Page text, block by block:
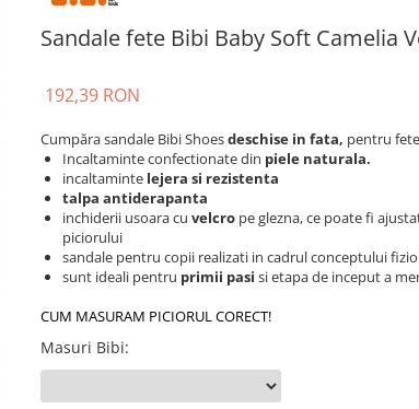
Sandale fete Bibi Baby Soft Camelia
192,39 RON
Cumpăra sandale Bibi Shoesdeschise in fata, pentru fete
Incaltaminte confectionate din piele naturala.
incaltaminte lejera si rezistenta
talpa antiderapanta
inchiderii usoara cu velcro pe glezna, ce poate fi
piciorului
sandale pentru copii realizati in cadrul conceptului
sunt ideali pentru primii pasi si etapa de inceput a
CUM MASURAM PICIORUL CORECT!
Masuri Bibi: